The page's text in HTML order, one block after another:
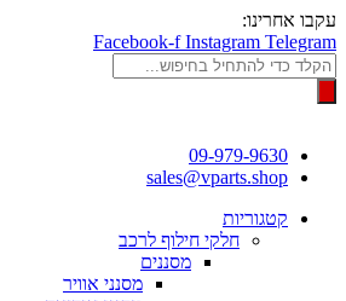
דלג
לתוכן
עקבו אחרינו:
Facebook-f Instagram Telegram
Products
search
09-979-9630
sales@vparts.shop
קטגוריות
חלקי חילוף לרכב
מסננים
מסנני אוויר